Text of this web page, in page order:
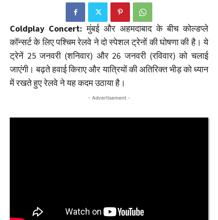
Coldplay Concert: मुंबई और अहमदाबाद के बीच कोल्डप्ले
कॉन्सर्ट के लिए पश्चिम रेलवे ने दो स्पेशल ट्रेनों की घोषणा की है। ये
ट्रेनें 25 जनवरी (शनिवार) और 26 जनवरी (रविवार) को चलाई
जाएंगी। बढ़ते हवाई किराए और यात्रियों की अतिरिक्त भीड़ को ध्यान
में रखते हुए रेलवे ने यह कदम उठाया है।
- Advertisement -